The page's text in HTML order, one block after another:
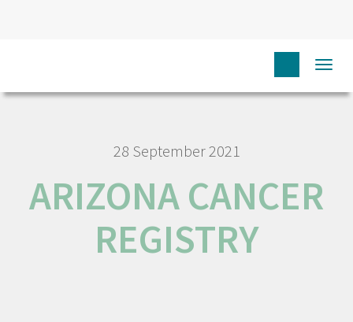
28 September 2021
ARIZONA CANCER
REGISTRY